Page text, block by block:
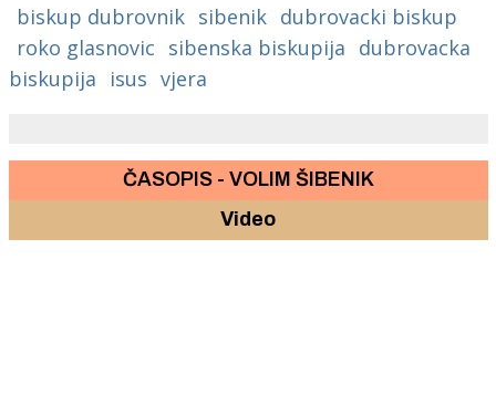
biskup dubrovnik sibenik dubrovacki biskup
roko glasnovic sibenska biskupija dubrovacka
biskupija
isus vjera
ČASOPIS - VOLIM ŠIBENIK
Video